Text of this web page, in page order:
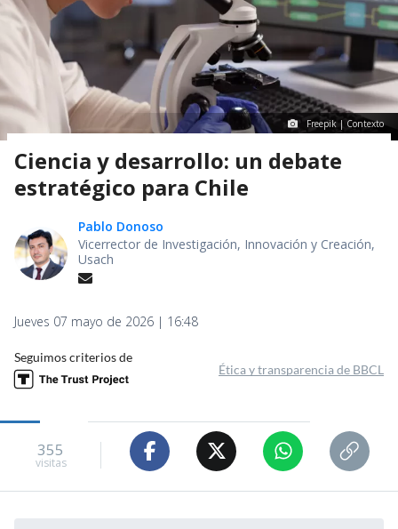
Freepik | Contexto
Ciencia y desarrollo: un debate
estratégico para Chile
Pablo Donoso
Vicerrector de Investigación, Innovación y Creación,
Usach
Jueves 07 mayo de 2026 | 16:48
Seguimos criterios de
Ética y transparencia de BBCL
355
visitas